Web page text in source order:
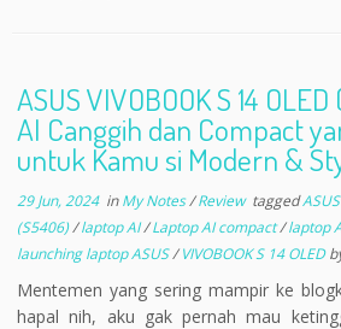
ASUS VIVOBOOK S 14
AI Canggih dan Compact
untuk Kamu si Modern &
29 Jun, 2024inMy Notes/Review tagged
(S5406)/laptop AI/Laptop AI compact/laptop
launching laptop ASUS/VIVOBOOK S 14 OLED
Mentemen yang sering mampir ke
hapal nih, aku gak pernah mau